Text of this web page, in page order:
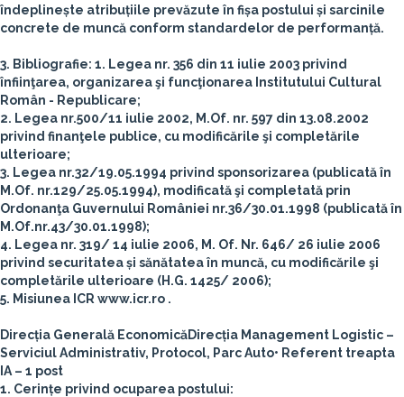
îndeplinește atribuțiile prevăzute în fișa postului și sarcinile
concrete de muncă conform standardelor de performanță.
3. Bibliografie: 1. Legea nr. 356 din 11 iulie 2003 privind
înfiinţarea, organizarea şi funcţionarea Institutului Cultural
Român - Republicare;
2. Legea nr.500/11 iulie 2002, M.Of. nr. 597 din 13.08.2002
privind finanţele publice, cu modificările şi completările
ulterioare;
3. Legea nr.32/19.05.1994 privind sponsorizarea (publicată în
M.Of. nr.129/25.05.1994), modificată şi completată prin
Ordonanţa Guvernului României nr.36/30.01.1998 (publicată în
M.Of.nr.43/30.01.1998);
4. Legea nr. 319/ 14 iulie 2006, M. Of. Nr. 646/ 26 iulie 2006
privind securitatea și sănătatea în muncă, cu modificările şi
completările ulterioare (H.G. 1425/ 2006);
5. Misiunea ICR www.icr.ro .
Direcția Generală EconomicăDirecția Management Logistic –
Serviciul Administrativ, Protocol, Parc Auto• Referent treapta
IA – 1 post
1. Cerințe privind ocuparea postului: